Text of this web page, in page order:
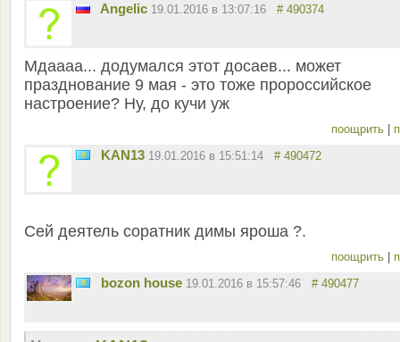
Angelic 19.01.2016 в 13:07:16 # 490374
Мдаааа... додумался этот досаев... может
празднование 9 мая - это тоже пророссийское
настроение? Ну, до кучи уж
поощрить
KAN13 19.01.2016 в 15:51:14 # 490472
Сей деятель соратник димы яроша ?.
поощрить
bozon house 19.01.2016 в 15:57:46 # 490477